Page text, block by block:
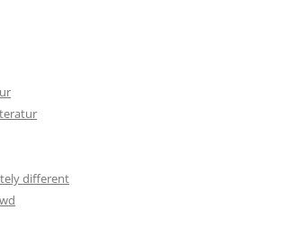
different